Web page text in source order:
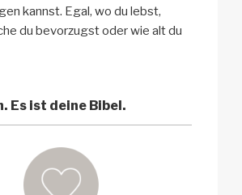
kannst. Egal, wo du lebst,
du bevorzugst oder wie alt du
Es ist deine Bibel.